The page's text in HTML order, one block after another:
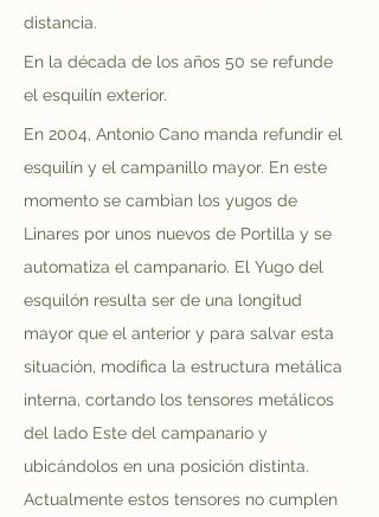
distancia.
En la década de los años 50 se refunde
el esquilín exterior.
En 2004, Antonio Cano manda refundir el
esquilín y el campanillo mayor. En este
momento se cambian los yugos de
Linares por unos nuevos de Portilla y se
automatiza el campanario. El Yugo del
esquilón resulta ser de una longitud
mayor que el anterior y para salvar esta
situación, modifica la estructura metálica
interna, cortando los tensores metálicos
del lado Este del campanario y
ubicándolos en una posición distinta.
Actualmente estos tensores no cumplen